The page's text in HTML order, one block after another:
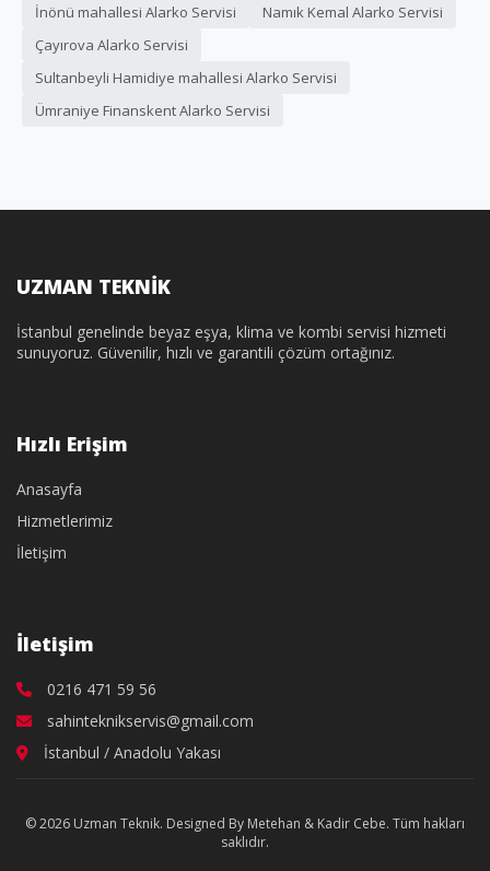
İnönü mahallesi Alarko Servisi
Namık Kemal Alarko Servisi
Çayırova Alarko Servisi
Sultanbeyli Hamidiye mahallesi Alarko Servisi
Ümraniye Finanskent Alarko Servisi
UZMAN TEKNİK
İstanbul genelinde beyaz eşya, klima ve kombi servisi hizmeti
sunuyoruz. Güvenilir, hızlı ve garantili çözüm ortağınız.
Hızlı Erişim
Anasayfa
Hizmetlerimiz
İletişim
İletişim
0216 471 59 56
sahinteknikservis@gmail.com
İstanbul / Anadolu Yakası
© 2026 Uzman Teknik. Designed By Metehan & Kadir Cebe. Tüm hakları
saklıdır.